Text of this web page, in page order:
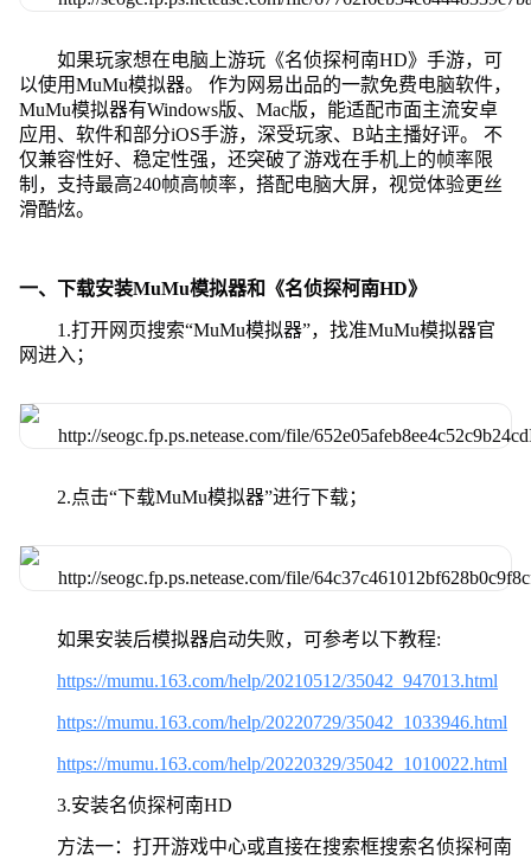
如果玩家想在电脑上游玩《名侦探柯南HD》手游，可
以使用MuMu模拟器。 作为网易出品的一款免费电脑软件，
MuMu模拟器有Windows版、Mac版，能适配市面主流安卓
应用、软件和部分iOS手游，深受玩家、B站主播好评。 不
仅兼容性好、稳定性强，还突破了游戏在手机上的帧率限
制，支持最高240帧高帧率，搭配电脑大屏，视觉体验更丝
滑酷炫。
一、下载安装MuMu模拟器和《名侦探柯南HD》
1.打开网页搜索“MuMu模拟器”，找准MuMu模拟器官
网进入；
2.点击“下载MuMu模拟器”进行下载；
如果安装后模拟器启动失败，可参考以下教程:
https://mumu.163.com/help/20210512/35042_947013.html
https://mumu.163.com/help/20220729/35042_1033946.html
https://mumu.163.com/help/20220329/35042_1010022.html
3.安装名侦探柯南HD
方法一：打开游戏中心或直接在搜索框搜索名侦探柯南